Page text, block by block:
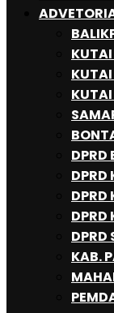
DPRD
DPRD
DPRD
DPRD
DPRD
KAB.